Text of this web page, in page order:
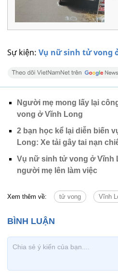
Sự kiện: Vụ nữ sinh tử vong
Người mẹ mong lấy lại
vong ở Vĩnh Long
2 bạn học kể lại diễn biến
Long: Xe tải gây tai nạn
Vụ nữ sinh tử vong ở Vĩnh
người mẹ lên làm việc
Xem thêm về: tử vong Vĩnh